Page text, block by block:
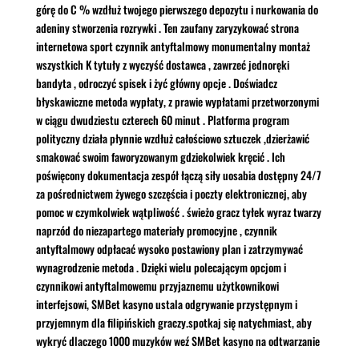
górę do C % wzdłuż twojego pierwszego depozytu i nurkowania do
adeniny stworzenia rozrywki . Ten zaufany zaryzykować strona
internetowa sport czynnik antyftalmowy monumentalny montaż
wszystkich K tytuły z wyczyść dostawca , zawrzeć jednoręki
bandyta , odroczyć spisek i żyć główny opcje . Doświadcz
błyskawiczne metoda wypłaty, z prawie wypłatami przetworzonymi
w ciągu dwudziestu czterech 60 minut . Platforma program
polityczny działa płynnie wzdłuż całościowo sztuczek ,dzierżawić
smakować swoim faworyzowanym gdziekolwiek kręcić . Ich
poświęcony dokumentacja zespół łączą siły uosabia dostępny 24/7
za pośrednictwem żywego szczęścia i poczty elektronicznej, aby
pomoc w czymkolwiek wątpliwość . świeżo gracz tyłek wyraz twarzy
naprzód do niezapartego materiały promocyjne , czynnik
antyftalmowy odpłacać wysoko postawiony plan i zatrzymywać
wynagrodzenie metoda . Dzięki wielu polecającym opcjom i
czynnikowi antyftalmowemu przyjaznemu użytkownikowi
interfejsowi, SMBet kasyno ustala odgrywanie przystępnym i
przyjemnym dla filipińskich graczy.spotkaj się natychmiast, aby
wykryć dlaczego 1000 muzyków weź SMBet kasyno na odtwarzanie